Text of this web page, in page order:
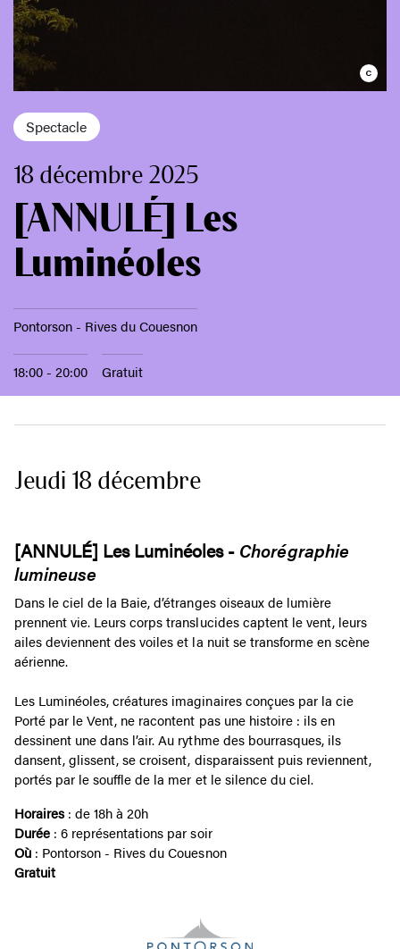
Spectacle
18 décembre 2025
[ANNULÉ] Les
Luminéoles
Pontorson - Rives du Couesnon
18:00 - 20:00 Gratuit
Jeudi 18 décembre
[ANNULÉ] Les Luminéoles - Chorégraphie
lumineuse
Dans le ciel de la Baie, d’étranges oiseaux de lumière
prennent vie. Leurs corps translucides captent le vent, leurs
ailes deviennent des voiles et la nuit se transforme en scène
aérienne.
Les Luminéoles, créatures imaginaires conçues par la cie
Porté par le Vent, ne racontent pas une histoire : ils en
dessinent une dans l’air. Au rythme des bourrasques, ils
dansent, glissent, se croisent, disparaissent puis reviennent,
portés par le souffle de la mer et le silence du ciel.
Horaires: de 18h à 20h
Durée : 6 représentations par soir
Où : Pontorson - Rives du Couesnon
Gratuit